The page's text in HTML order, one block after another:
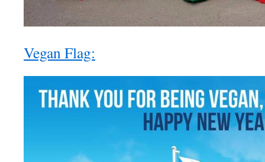
Vegan Flag: